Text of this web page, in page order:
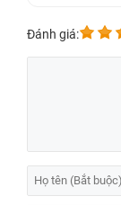
Đánh giá: